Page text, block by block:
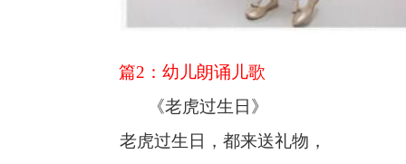
篇2： 幼儿朗诵儿歌
《老虎过生日》
老虎过生日，都来送礼物 ，